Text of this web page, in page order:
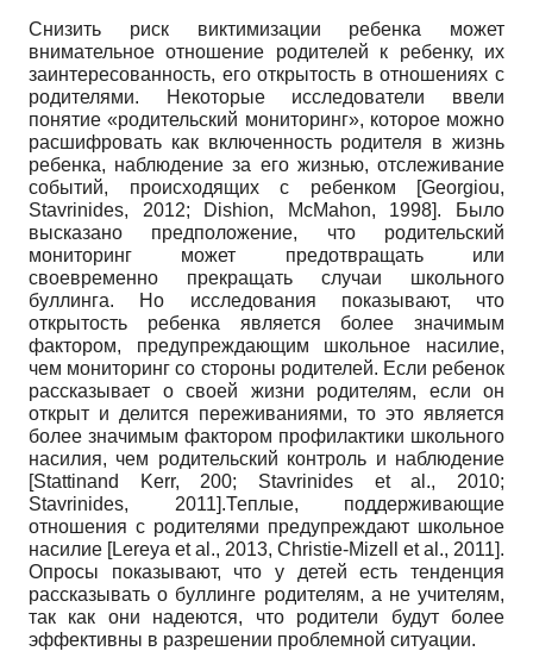
Снизить риск виктимизации ребенка может
внимательное отношение родителей к ребенку, их
заинтересованность, его открытость в отношениях с
родителями. Некоторые исследователи ввели
понятие «родительский мониторинг», которое можно
расшифровать как вклю­ченность родителя в жизнь
ребенка, наблюдение за его жизнью, отслеживание
событий, происходящих с ребенком
[Georgiou,
Stavrinides, 2012; Dishion, McMahon, 1998].
Было
высказано предположение, что родительский
мониторинг может предотвращать или
своевременно прекращать случаи школьного
буллинга. Но исследования показывают, что
открытость ребенка является более значимым
фактором, предупреждающим школьное насилие,
чем мониторинг со стороны родителей. Если ребенок
рассказывает о своей жизни родителям, если он
открыт и делится переживаниями, то это является
более значимым фактором профилактики школьного
насилия, чем родительский контроль и наблюдение
[Stattinand Kerr, 200; Stavrinides et al., 2010;
Stavrinides, 2011].Теплые, поддерживающие
отношения с родителями предупреждают школьное
насилие [Lereya et al., 2013, Christie-Mizell et al., 2011].
Опросы показывают, что у детей есть тенденция
рассказывать о буллинге родителям, а не учителям,
так как они надеются, что родители будут более
эффективны в разрешении проблемной ситуации.